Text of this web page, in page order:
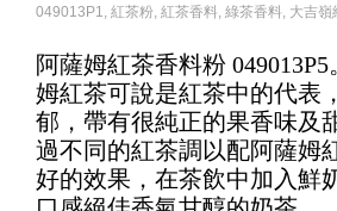
049013P1, 紅茶粉, 紅茶香料, 綠茶香料, 大吉嶺
阿薩姆紅茶香料粉
姆紅茶可說是紅茶中的代表
郁，帶有很純正的果香味及
過不同的紅茶調以配阿薩姆
好的效果，在茶飲中加入鮮